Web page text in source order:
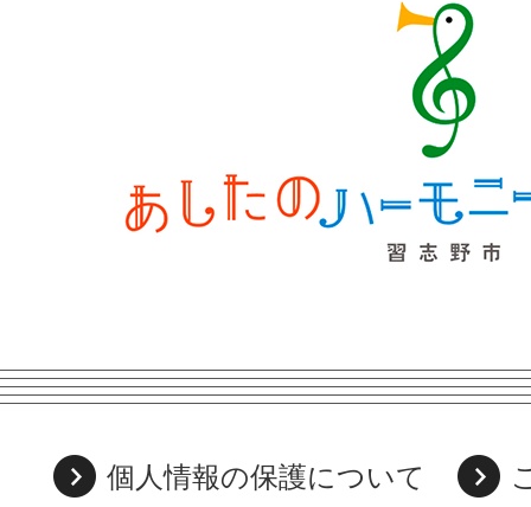
個人情報の保護について